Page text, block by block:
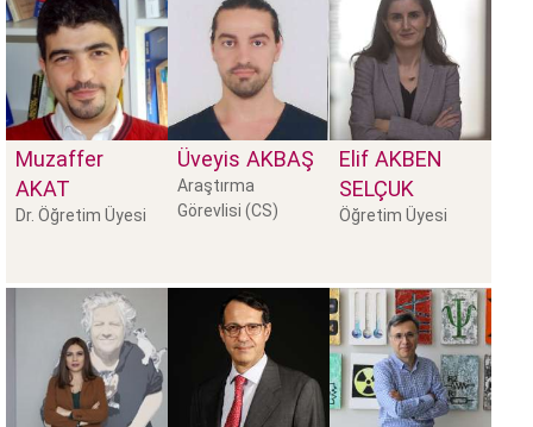
Muzaffer
AKAT
Dr. Öğretim Üyesi
Üveyis AKBAŞ
Araştırma
Görevlisi (CS)
Elif AKBEN
SELÇUK
Öğretim Üyesi